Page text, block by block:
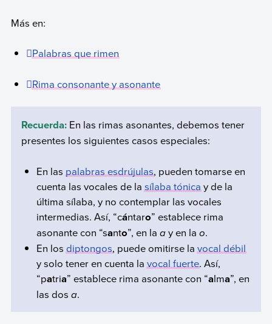
Más en:
Palabras que rimen
Rima consonante y asonante
Recuerda: En las rimas asonantes, debemos tener
presentes los siguientes casos especiales:
En las palabras esdrújulas, pueden tomarse en
cuenta las vocales de lasílaba tónica y de la
última sílaba, y no contemplar las vocales
intermedias. Así, “cántaro” establece rima
asonante con “santo”, en laay en lao.
En losdiptongos, puede omitirse lavocal débil
y solo tener en cuenta lavocal fuerte. Así,
“patria” establece rima asonante con “alma”, en
las dosa.